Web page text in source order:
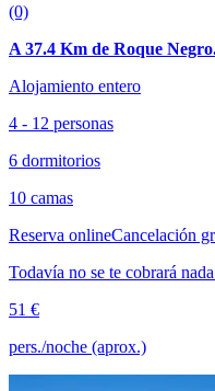
(0)
A 37.4 Km de Roque
Alojamiento entero
4 - 12 personas
6 dormitorios
10 camas
Reserva onlineCancelación
Todavía no se te cobrará
51 €
pers./noche (aprox.)